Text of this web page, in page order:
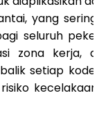
yang
seluruh
zona kerja,
setiap